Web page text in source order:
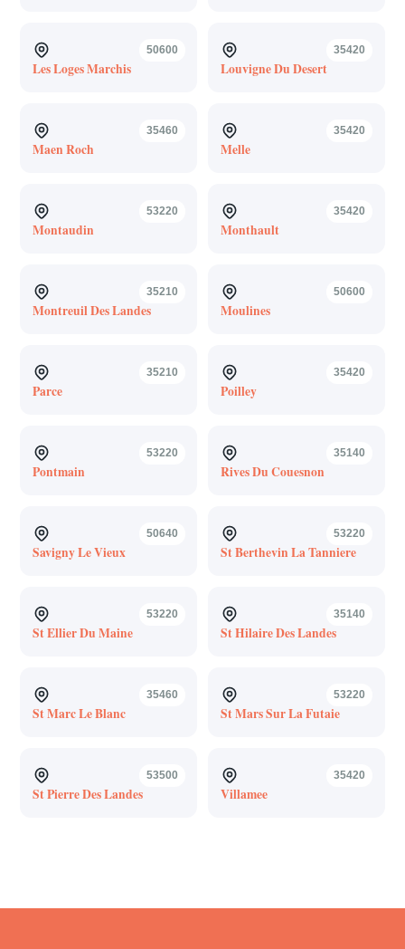
50600
Les Loges Marchis
35420
Louvigne Du Desert
35460
Maen Roch
35420
Melle
53220
Montaudin
35420
Monthault
35210
Montreuil Des Landes
50600
Moulines
35210
Parce
35420
Poilley
53220
Pontmain
35140
Rives Du Couesnon
50640
Savigny Le Vieux
53220
St Berthevin La Tanniere
53220
St Ellier Du Maine
35140
St Hilaire Des Landes
35460
St Marc Le Blanc
53220
St Mars Sur La Futaie
53500
St Pierre Des Landes
35420
Villamee